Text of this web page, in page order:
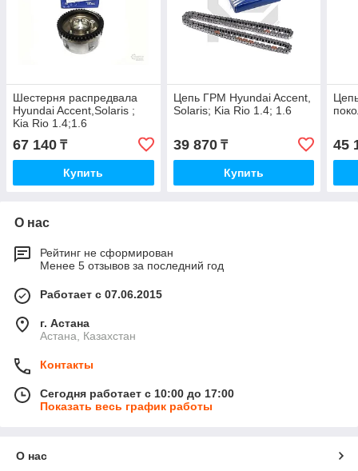
Шестерня распредвала
Hyundai Accent,Solaris ;
Kia Rio 1.4;1.6
67 140 ₸
Купить
Цепь ГРМ Hyundai Accent,
Solaris; Kia Rio 1.4; 1.6
39 870₸
Купить
45
О нас
Рейтинг не сформирован
Менее 5 отзывов за последний год
Работает с 07.06.2015
г. Астана
Астана, Казахстан
Контакты
Сегодня работает с 10:00 до 17:00
Показать весь график работы
О нас